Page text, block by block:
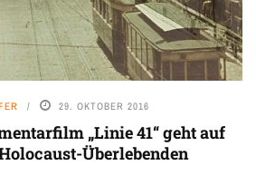
29. OKTOBER 2016
„Linie 41“ geht auf
Überlebenden